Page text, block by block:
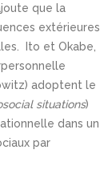
que la
extérieures
Ito et Okabe,
adoptent le
situations)
dans un
par